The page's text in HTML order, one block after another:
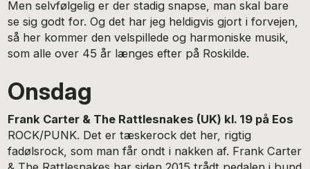
Men selvfølgelig er der stadig snapse, man skal bare
se sig godt for. Og det har jeg heldigvis gjort i forvejen,
så her kommer den velspillede og harmoniske musik,
som alle over 45 år længes efter på Roskilde.
Onsdag
Frank Carter & The Rattlesnakes (UK) kl. 19 på Eos
ROCK/PUNK. Det er tæskerock det her, rigtig
fadølsrock, som man får ondt i nakken af. Frank Carter